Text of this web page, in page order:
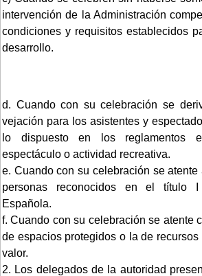
intervención de la Administración
condiciones y requisitos establecidos
desarrollo.
d. Cuando con su celebración se
vejación para los asistentes y
lo dispuesto en los reglamentos
espectáculo o actividad recreativa.
e. Cuando con su celebración se
personas reconocidos en el título
Española.
f. Cuando con su celebración se atente
de espacios protegidos o la de recursos
valor.
2. Los delegados de la autoridad